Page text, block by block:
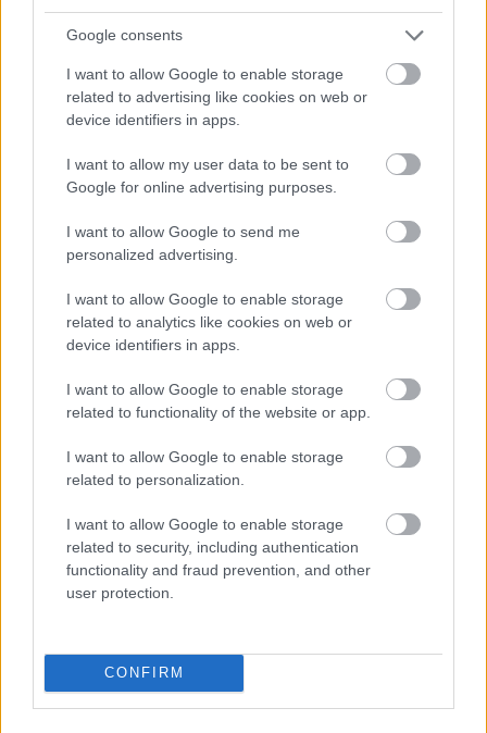
Google consents
I want to allow Google to enable storage
related to advertising like cookies on web or
device identifiers in apps.
I want to allow my user data to be sent to
Google for online advertising purposes.
I want to allow Google to send me
personalized advertising.
I want to allow Google to enable storage
related to analytics like cookies on web or
device identifiers in apps.
I want to allow Google to enable storage
related to functionality of the website or app.
I want to allow Google to enable storage
related to personalization.
I want to allow Google to enable storage
related to security, including authentication
functionality and fraud prevention, and other
user protection.
CONFIRM
probléma együttes fennállását jelenti.
Értelmetlen halál a parkolóban
Meggyógyulnék szerkesztő•2023. április 20.
A mai Magyarországon népbetegség a magas
vérnyomás, a cukorbetegség, a magas
koleszterinszint, a köszvény, a reuma, a
csontritkulás, az allergia, a daganatos betegségek,
számítanak, így ezek is…